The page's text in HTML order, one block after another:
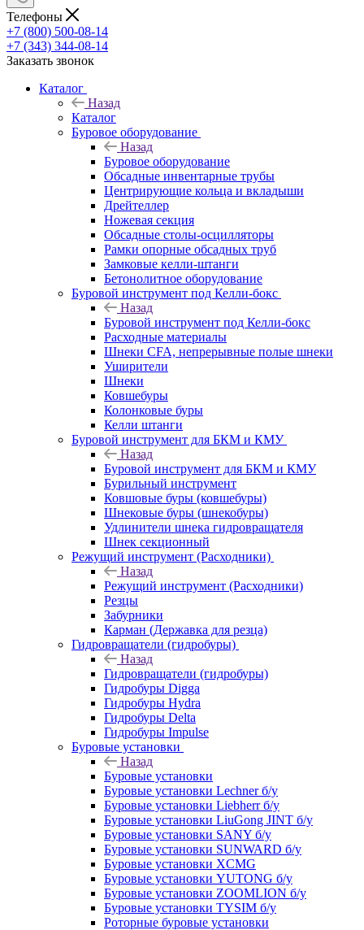
Телефоны
+7 (800) 500-08-14
+7 (343) 344-08-14
Заказать звонок
Каталог
Назад
Каталог
Буровое оборудование
Назад
Буровое оборудование
Обсадные инвентарные трубы
Центрирующие кольца и вкладыши
Дрейтеллер
Ножевая секция
Обсадные столы-осцилляторы
Рамки опорные обсадных труб
Замковые келли-штанги
Бетонолитное оборудование
Буровой инструмент под Келли-бокс
Назад
Буровой инструмент под Келли-бокс
Расходные материалы
Шнеки CFA, непрерывные полые шнеки
Уширители
Шнеки
Ковшебуры
Колонковые буры
Келли штанги
Буровой инструмент для БКМ и КМУ
Назад
Буровой инструмент для БКМ и КМУ
Бурильный инструмент
Ковшовые буры (ковшебуры)
Шнековые буры (шнекобуры)
Удлинители шнека гидровращателя
Шнек секционный
Режущий инструмент (Расходники)
Назад
Режущий инструмент (Расходники)
Резцы
Забурники
Карман (Державка для резца)
Гидровращатели (гидробуры)
Назад
Гидровращатели (гидробуры)
Гидробуры Digga
Гидробуры Hydra
Гидробуры Delta
Гидробуры Impulse
Буровые установки
Назад
Буровые установки
Буровые установки Lechner б/у
Буровые установки Liebherr б/у
Буровые установки LiuGong JINT б/у
Буровые установки SANY б/у
Буровые установки SUNWARD б/у
Буровые установки XCMG
Буровые установки YUTONG б/у
Буровые установки ZOOMLION б/у
Буровые установки TYSIM б/у
Роторные буровые установки